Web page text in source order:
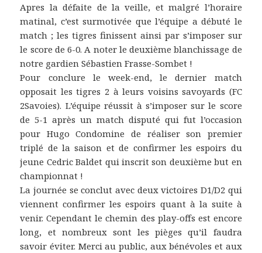
Apres la défaite de la veille, et malgré l’horaire
matinal, c’est surmotivée que l’équipe a débuté le
match ; les tigres finissent ainsi par s’imposer sur
le score de 6-0. A noter le deuxième blanchissage de
notre gardien Sébastien Frasse-Sombet !
Pour conclure le week-end, le dernier match
opposait les tigres 2 à leurs voisins savoyards (FC
2Savoies). L’équipe réussit à s’imposer sur le score
de 5-1 après un match disputé qui fut l’occasion
pour Hugo Condomine de réaliser son premier
triplé de la saison et de confirmer les espoirs du
jeune Cedric Baldet qui inscrit son deuxième but en
championnat !
La journée se conclut avec deux victoires D1/D2 qui
viennent confirmer les espoirs quant à la suite à
venir. Cependant le chemin des play-offs est encore
long, et nombreux sont les pièges qu’il faudra
savoir éviter. Merci au public, aux bénévoles et aux